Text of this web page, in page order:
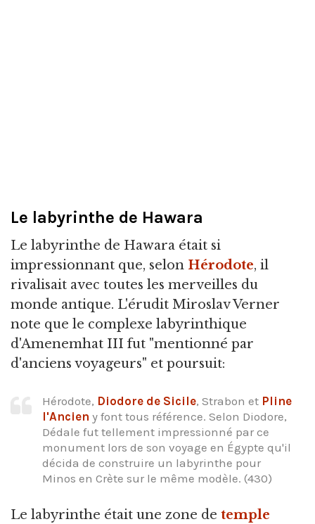
Le labyrinthe de Hawara
Le labyrinthe de Hawara était si
impressionnant que, selon Hérodote, il
rivalisait avec toutes les merveilles du
monde antique. L'érudit Miroslav Verner
note que le complexe labyrinthique
d'Amenemhat III fut "mentionné par
d'anciens voyageurs" et poursuit:
Hérodote, Diodore de Sicile, Strabon et Pline
l'Ancien y font tous référence. Selon Diodore,
Dédale fut tellement impressionné par ce
monument lors de son voyage en Égypte qu'il
décida de construire un labyrinthe pour
Minos en Crète sur le même modèle. (430)
Le labyrinthe était une zone de temple